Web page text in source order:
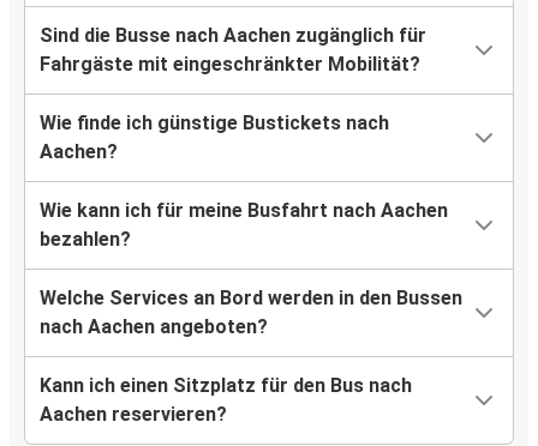
Wien
Aachen
Mainz
Aachen
Würzburg
Aachen
Graz
Sind die Busse nach Aachen zugänglich für
Fahrgäste mit eingeschränkter Mobilität?
Wie finde ich günstige Bustickets nach
Aachen?
Wie kann ich für meine Busfahrt nach Aachen
bezahlen?
Welche Services an Bord werden in den Bussen
nach Aachen angeboten?
Kann ich einen Sitzplatz für den Bus nach
Aachen reservieren?